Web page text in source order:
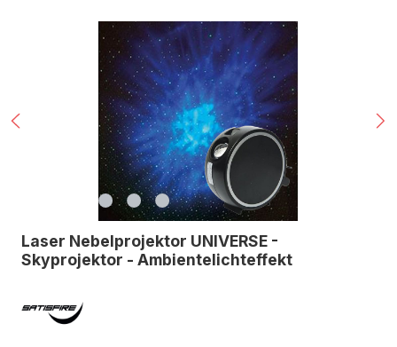
Bildergalerie überspringen
Laser Nebelprojektor UNIVERSE -
Skyprojektor - Ambientelichteffekt